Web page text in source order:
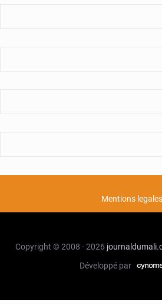
Mentions legales
Copyright © 2008 - 2026
Développé par